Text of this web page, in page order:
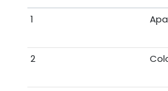
1
2